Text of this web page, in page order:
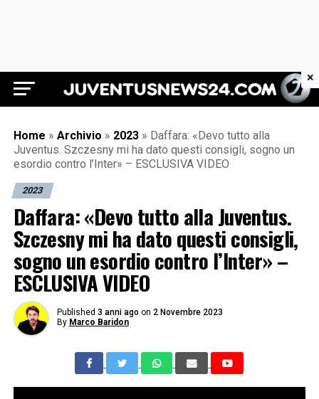
Juventus News 24
Home » Archivio » 2023 » Daffara: «Devo tutto alla
Juventus. Szczesny mi ha dato questi consigli, sogno un
esordio contro l’Inter» – ESCLUSIVA VIDEO
2023
Daffara: «Devo tutto alla Juventus.
Szczesny mi ha dato questi consigli,
sogno un esordio contro l’Inter» –
ESCLUSIVA VIDEO
Published 3 anni ago on 2 Novembre 2023
By Marco Baridon
×